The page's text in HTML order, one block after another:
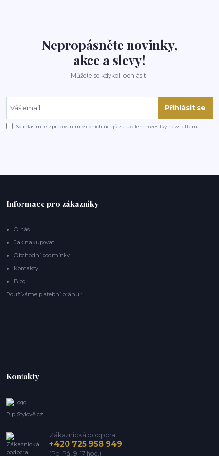
Nepropásněte novinky,
akce a slevy!
Můžete se kdykoli odhlásit.
Přihlásit se
Souhlasím se zpracováním osobních údajů za účelem rozesílky newsletteru.
Informace pro zákazníky
O nás
Jak nakupovat
Obchodní podmínky
Kontakty
Blog
Používáme platební bránu :
Kontakty
Pip Stylově.cz
Zákaznická podpora
+420 725 958 949
(Po-Pá, 9-17 hod.)